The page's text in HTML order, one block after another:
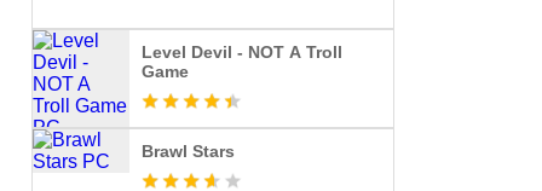
Level Devil - NOT A Troll
Game
Brawl Stars